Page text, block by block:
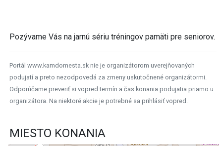
Pozývame Vás na jarnú sériu tréningov pamäti pre seniorov.
Portál www.kamdomesta.sk nie je organizátorom uverejňovaných
podujatí a preto nezodpovedá za zmeny uskutočnené organizátormi.
Odporúčame preveriť si vopred termín a čas konania podujatia priamo u
organizátora. Na niektoré akcie je potrebné sa prihlásiť vopred.
MIESTO KONANIA